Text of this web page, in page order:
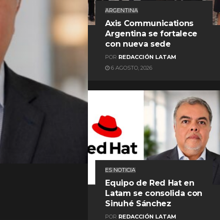
ARGENTINA
Axis Communications
Argentina se fortalece
con nueva sede
POR REDACCIÓN LATAM
6 AGOSTO, 2026
ES NOTICIA
Equipo de Red Hat en
Latam se consolida con
Sinuhé Sánchez
POR REDACCIÓN LATAM